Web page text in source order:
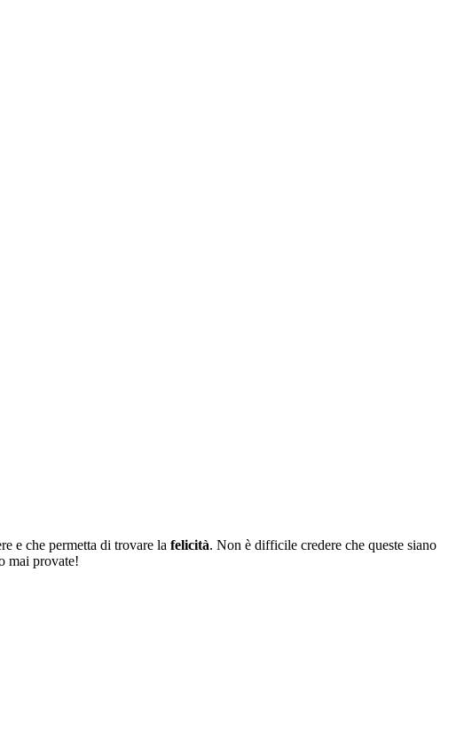
e che permetta di trovare la felicità. Non è difficile credere che queste siano
mai provate!